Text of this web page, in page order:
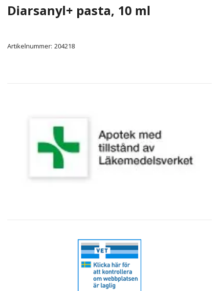
Diarsanyl+ pasta, 10 ml
Artikelnummer: 204218